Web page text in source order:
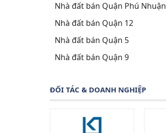
Nhà đất bán Quận Phú Nhuận
Nhà đất bán Quận 12
Nhà đất bán Quận 5
Nhà đất bán Quận 9
ĐỐI TÁC & DOANH NGHIỆP